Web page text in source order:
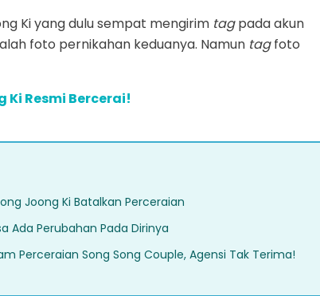
Ki yang dulu sempat mengirim tagpada akun
foto pernikahan keduanya. Namun tagfoto
Ki Resmi Bercerai!
Joong Ki Batalkan Perceraian
Ada Perubahan Pada Dirinya
Perceraian Song Song Couple, Agensi Tak Terima!